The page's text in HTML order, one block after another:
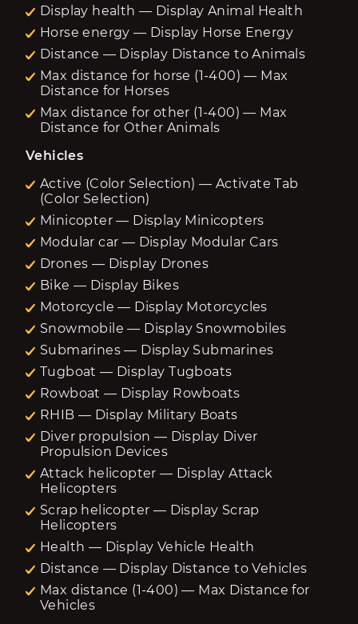
Display health — Display Animal Health
Horse energy — Display Horse Energy
Distance — Display Distance to Animals
Max distance for horse (1-400) — Max
Distance for Horses
Max distance for other (1-400) — Max
Distance for Other Animals
Vehicles
Active (Color Selection) — Activate Tab
(Color Selection)
Minicopter — Display Minicopters
Modular car — Display Modular Cars
Drones — Display Drones
Bike — Display Bikes
Motorcycle — Display Motorcycles
Snowmobile — Display Snowmobiles
Submarines — Display Submarines
Tugboat — Display Tugboats
Rowboat — Display Rowboats
RHIB — Display Military Boats
Diver propulsion — Display Diver
Propulsion Devices
Attack helicopter — Display Attack
Helicopters
Scrap helicopter — Display Scrap
Helicopters
Health — Display Vehicle Health
Distance — Display Distance to Vehicles
Max distance (1-400) — Max Distance for
Vehicles